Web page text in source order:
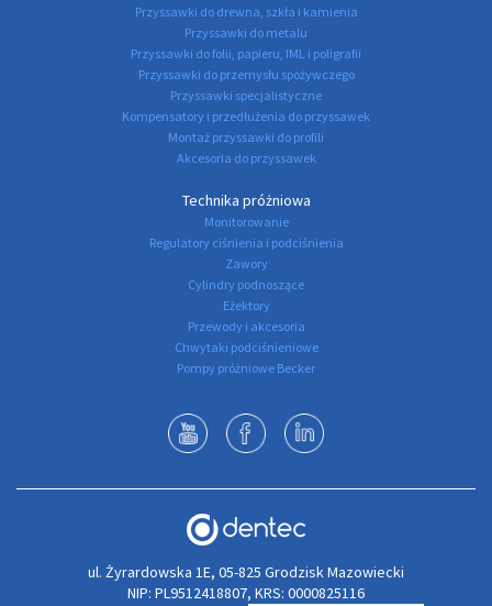
Przyssawki do drewna, szkła i kamienia
Przyssawki do metalu
Przyssawki do folii, papieru, IML i poligrafii
Przyssawki do przemysłu spożywczego
Przyssawki specjalistyczne
Kompensatory i przedłużenia do przyssawek
Montaż przyssawki do profili
Akcesoria do przyssawek
Technika próżniowa
Monitorowanie
Regulatory ciśnienia i podciśnienia
Zawory
Cylindry podnoszące
Eżektory
Przewody i akcesoria
Chwytaki podciśnieniowe
Pompy próżniowe Becker
ul. Żyrardowska 1E, 05-825 Grodzisk Mazowiecki
NIP: PL9512418807, KRS: 0000825116